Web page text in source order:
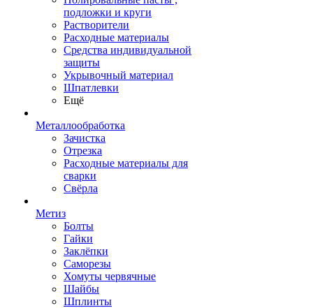
подложки и круги
Растворители
Расходные материалы
Средства индивидуальной
защиты
Укрывочный материал
Шпатлевки
Ещё
Металлообработка
Зачистка
Отрезка
Расходные материалы для
сварки
Свёрла
Метиз
Болты
Гайки
Заклёпки
Саморезы
Хомуты червячные
Шайбы
Шплинты